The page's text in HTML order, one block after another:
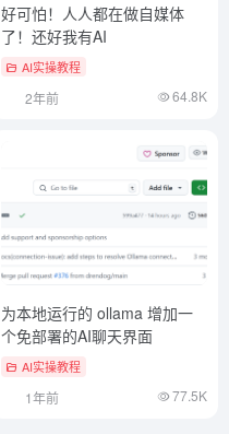
好可怕！人人都在做自媒体
了！还好我有AI
AI实操教程
2年前 64.8K
为本地运行的 ollama 增加一
个免部署的AI聊天界面
AI实操教程
1年前 77.5K